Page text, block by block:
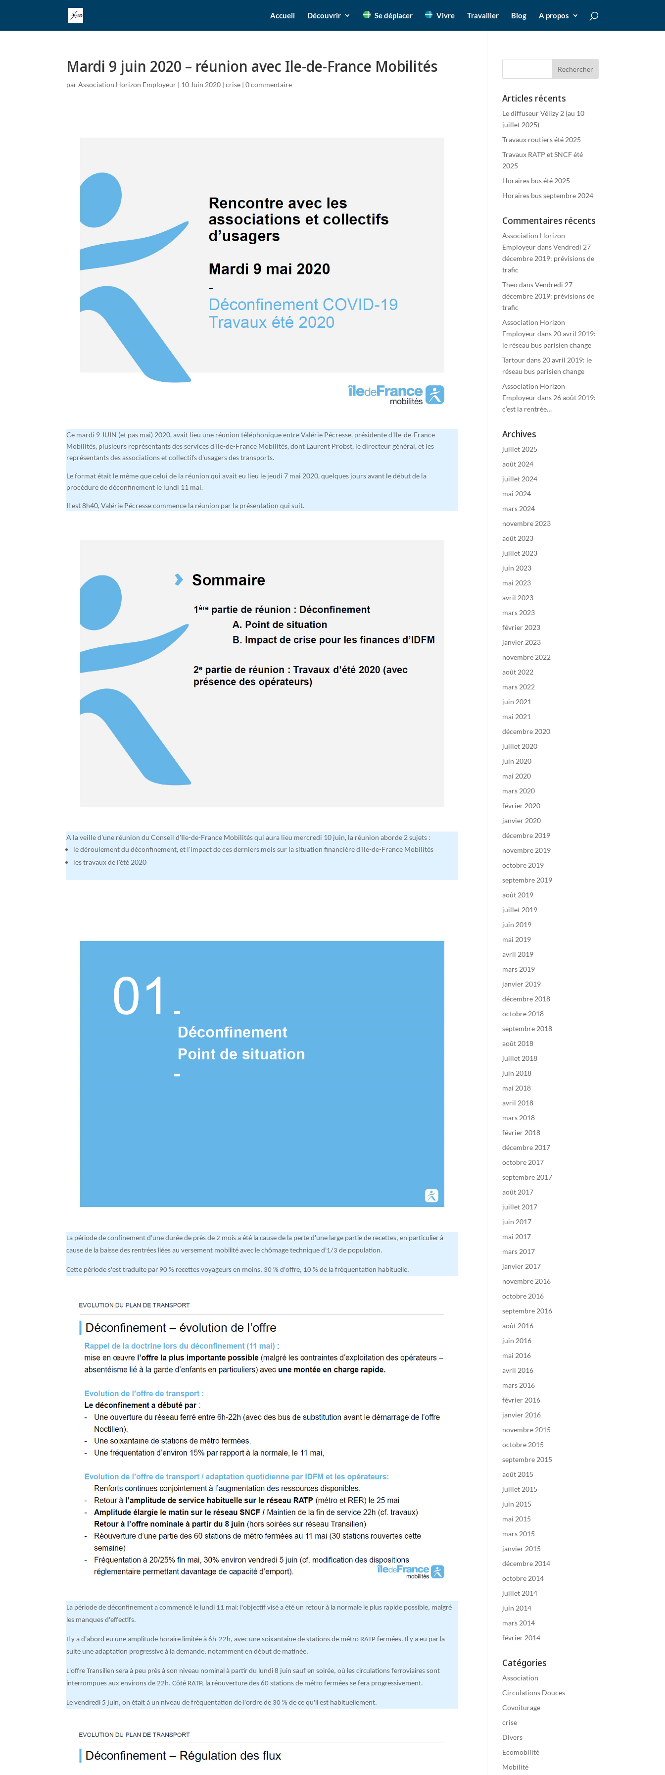
Accueil Découvrir Se déplacer Vivre Travailler Blog A propos
Mardi 9 juin 2020 – réunion avec Ile-de-France Mobilités
parAssociation Horizon Employeur | 10 Juin 2020 |crise |0 commentaire
Ce mardi 9 JUIN (et pas mai) 2020, avait lieu une réunion téléphonique entre Valérie Pécresse, présidente d'Ile-de-France
Mobilités, plusieurs représentants des services d'Ile-de-France Mobilités, dont Laurent Probst, le directeur général, et les
représentants des associations et collectifs d'usagers des transports.
Le format était le même que celui de la réunion qui avait eu lieu le jeudi 7 mai 2020, quelques jours avant le début de la
procédure de déconfinement le lundi 11 mai.
Il est 8h40, Valérie Pécresse commence la réunion par la présentation qui suit.
A la veille d'une réunion du Conseil d'Ile-de-France Mobilités qui aura lieu mercredi 10 juin, la réunion aborde 2 sujets :
le déroulement du déconfinement, et l'impact de ces derniers mois sur la situation financière d'Ile-de-France Mobilités
les travaux de l'été 2020
La période de confinement d'une durée de près de 2 mois a été la cause de la perte d'une large partie de recettes, en particulier à
cause de la baisse des rentrées liées au versement mobilité avec le chômage technique d'1/3 de population.
Cette période s'est traduite par 90 % recettes voyageurs en moins, 30 % d'offre, 10 % de la fréquentation habituelle.
La période de déconfinement a commencé le lundi 11 mai: l'objectif visé a été un retour à la normale le plus rapide possible, malgré
les manques d'effectifs.
Il y a d'abord eu une amplitude horaire limitée à 6h-22h, avec une soixantaine de stations de métro RATP fermées. Il y a eu par la
suite une adaptation progressive à la demande, notamment en début de matinée.
L'offre Transilien sera à peu près à son niveau nominal à partir du lundi 8 juin sauf en soirée, où les circulations ferroviaires sont
interrompues aux environs de 22h. Côté RATP, la réouverture des 60 stations de métro fermées se fera progressivement.
Le vendredi 5 juin, on était à un niveau de fréquentation de l'ordre de 30 % de ce qu'il est habituellement.
Articles récents
Le diffuseur Vélizy 2 (au 10
juillet 2025)
Travaux routiers été 2025
Travaux RATP et SNCF été
2025
Horaires bus été 2025
Horaires bus septembre 2024
Commentaires récents
Association Horizon
EmployeurdansVendredi 27
décembre 2019: prévisions de
trafic
TheodansVendredi 27
décembre 2019: prévisions de
trafic
Association Horizon
Employeurdans 20 avril 2019:
le réseau bus parisien change
Tartourdans 20 avril 2019: le
réseau bus parisien change
Association Horizon
Employeurdans 26 août 2019:
c’est la rentrée…
Archives
juillet 2025
août 2024
juillet 2024
mai 2024
mars 2024
novembre 2023
août 2023
juillet 2023
juin 2023
mai 2023
avril 2023
mars 2023
février 2023
janvier 2023
novembre 2022
août 2022
mars 2022
juin 2021
mai 2021
décembre 2020
juillet 2020
juin 2020
mai 2020
mars 2020
février 2020
janvier 2020
décembre 2019
novembre 2019
octobre 2019
septembre 2019
août 2019
juillet 2019
juin 2019
mai 2019
avril 2019
mars 2019
janvier 2019
décembre 2018
octobre 2018
septembre 2018
août 2018
juillet 2018
juin 2018
mai 2018
avril 2018
mars 2018
février 2018
décembre 2017
octobre 2017
septembre 2017
août 2017
juillet 2017
juin 2017
mai 2017
mars 2017
janvier 2017
novembre 2016
octobre 2016
septembre 2016
août 2016
juin 2016
mai 2016
avril 2016
mars 2016
février 2016
janvier 2016
novembre 2015
octobre 2015
septembre 2015
août 2015
juillet 2015
juin 2015
mai 2015
mars 2015
janvier 2015
décembre 2014
octobre 2014
juillet 2014
juin 2014
mars 2014
février 2014
Catégories
Association
Circulations Douces
Covoiturage
crise
Divers
Ecomobilité
Mobilité